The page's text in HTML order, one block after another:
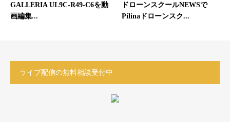
GALLERIA UL9C-R49-C6を動
画編集...
ドローンスクールNEWSで
Pilinaドローンスク...
ライブ配信の無料相談受付中